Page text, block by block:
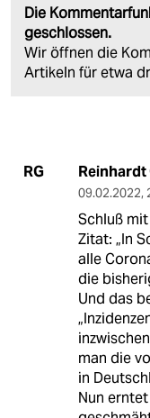
Die
geschlossen.
Wir öffnen die
Artikeln für etwa
RG Reinhardt
09.02.2022,
Schluß
Zitat: „In
alle
die
Und das
man die
in
Nun